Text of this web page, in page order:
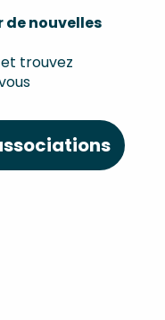
de nouvelles
trouvez